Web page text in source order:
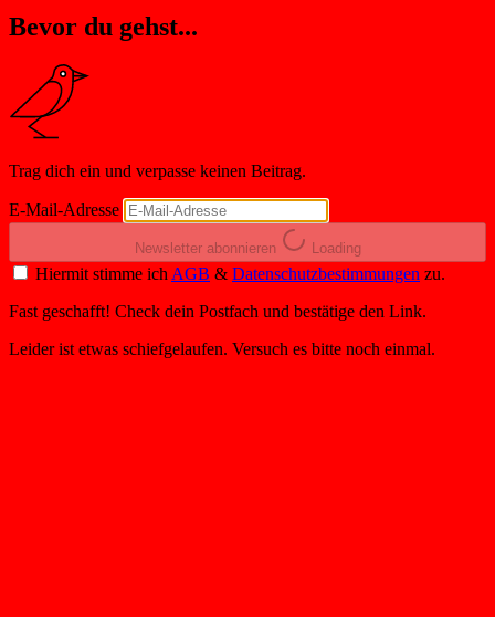
Bevor du gehst...
Trag dich ein und verpasse keinen Beitrag.
E-Mail-Adresse
Newsletter abonnieren Loading
Hiermit stimme ich AGB & Datenschutzbestimmungen zu.
Fast geschafft! Check dein Postfach und bestätige den Link.
Leider ist etwas schiefgelaufen. Versuch es bitte noch einmal.